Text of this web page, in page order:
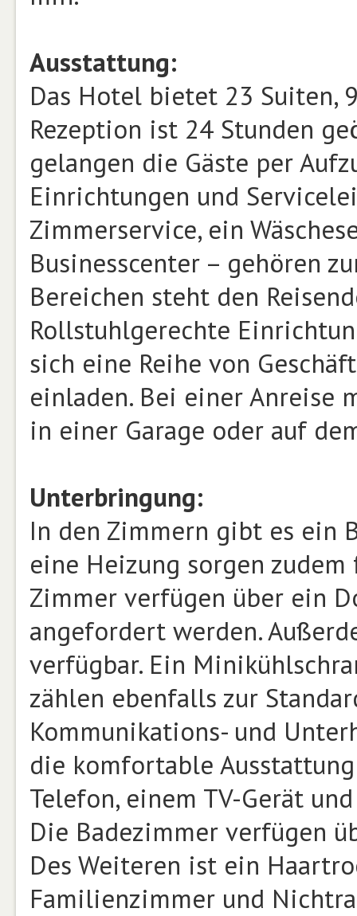
Ausstattung:
Das Hotel bietet 23 Suiten,
Rezeption ist 24 Stunden
gelangen die Gäste per
Einrichtungen und
Zimmerservice, ein
Businesscenter – gehören
Bereichen steht den
Rollstuhlgerechte
sich eine Reihe von
einladen. Bei einer Anreise
in einer Garage oder auf
Unterbringung:
In den Zimmern gibt es ein
eine Heizung sorgen
Zimmer verfügen über ein
angefordert werden.
verfügbar. Ein
zählen ebenfalls zur
Kommunikations- und
die komfortable
Telefon, einem TV-Gerät
Die Badezimmer verfügen
Des Weiteren ist ein
Familienzimmer und